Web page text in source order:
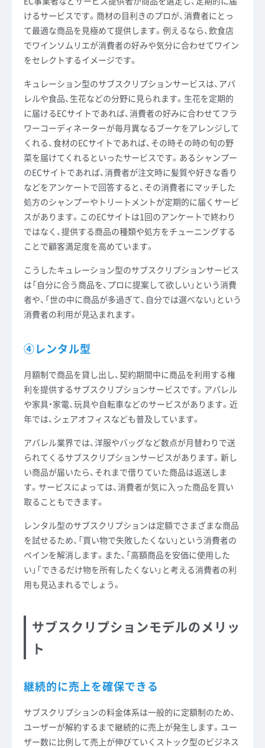
けるサービスです。商材の目利きのプロが、消費者にとっ
て最適な商品を見極めて提供します。例えるなら、飲食店
でワインソムリエが消費者の好みや気分に合わせてワイン
をセレクトするイメージです。
キュレーション型のサブスクリプションサービスは、アパ
レルや食品、生花などの分野に見られます。生花を定期的
に届けるECサイトであれば、消費者の好みに合わせてフラ
ワーコーディネーターが毎月異なるブーケをアレンジして
くれる、食材のECサイトであれば、その時その時の旬の野
菜を届けてくれるといったサービスです。あるシャンプー
のECサイトであれば、消費者が注文時に髪質や好きな香り
などをアンケートで回答すると、その消費者にマッチした
処方のシャンプーやトリートメントが定期的に届くサービ
スがあります。このECサイトは1回のアンケートで終わり
ではなく、提供する商品の種類や処方をチューニングする
ことで顧客満足度を高めています。
こうしたキュレーション型のサブスクリプションサービス
は「自分に合う商品を、プロに提案して欲しい」という消費
者や、「世の中に商品が多過ぎて、自分では選べない」という
消費者の利用が見込まれます。
④レンタル型
月額制で商品を貸し出し、契約期間中に商品を利用する権
利を提供するサブスクリプションサービスです。アパレル
や家具・家電、玩具や自転車などのサービスがあります。近
年では、シェアオフィスなども普及しています。
アパレル業界では、洋服やバッグなど数点が月替わりで送
られてくるサブスクリプションサービスがあります。新し
い商品が届いたら、それまで借りていた商品は返送しま
す。サービスによっては、消費者が気に入った商品を買い
取ることもできます。
レンタル型のサブスクリプションは定額でさまざまな商品
を試せるため、「買い物で失敗したくない」という消費者の
ペインを解消します。また、「高額商品を安価に使用した
い」「できるだけ物を所有したくない」と考える消費者の利
用も見込まれるでしょう。
サブスクリプションモデルのメリッ
ト
継続的に売上を確保できる
サブスクリプションの料金体系は一般的に定額制のため、
ユーザーが解約するまで継続的に売上が発生します。ユー
ザー数に比例して売上が伸びていくストック型のビジネス